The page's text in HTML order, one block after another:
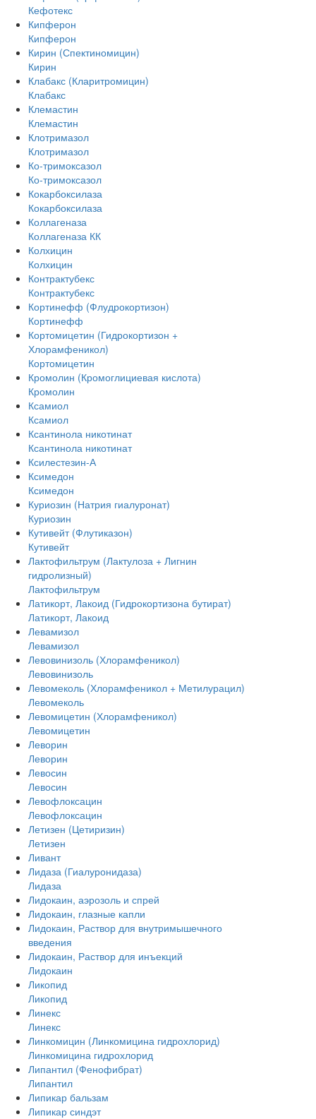
Кефотекс
Кипферон
Кипферон
Кирин (Спектиномицин)
Кирин
Клабакс (Кларитромицин)
Клабакс
Клемастин
Клемастин
Клотримазол
Клотримазол
Ко-тримоксазол
Ко-тримоксазол
Кокарбоксилаза
Кокарбоксилаза
Коллагеназа
Коллагеназа КК
Колхицин
Колхицин
Контрактубекс
Контрактубекс
Кортинефф (Флудрокортизон)
Кортинефф
Кортомицетин (Гидрокортизон +
Хлорамфеникол)
Кортомицетин
Кромолин (Кромоглициевая кислота)
Кромолин
Ксамиол
Ксамиол
Ксантинола никотинат
Ксантинола никотинат
Ксилестезин-А
Ксимедон
Ксимедон
Куриозин (Натрия гиалуронат)
Куриозин
Кутивейт (Флутиказон)
Кутивейт
Лактофильтрум (Лактулоза + Лигнин
гидролизный)
Лактофильтрум
Латикорт, Лакоид (Гидрокортизона бутират)
Латикорт, Лакоид
Левамизол
Левамизол
Левовинизоль (Хлорамфеникол)
Левовинизоль
Левомеколь (Хлорамфеникол + Метилурацил)
Левомеколь
Левомицетин (Хлорамфеникол)
Левомицетин
Леворин
Леворин
Левосин
Левосин
Левофлоксацин
Левофлоксацин
Летизен (Цетиризин)
Летизен
Ливант
Лидаза (Гиалуронидаза)
Лидаза
Лидокаин, аэрозоль и спрей
Лидокаин, глазные капли
Лидокаин, Раствор для внутримышечного
введения
Лидокаин, Раствор для инъекций
Лидокаин
Ликопид
Ликопид
Линекс
Линекс
Линкомицин (Линкомицина гидрохлорид)
Линкомицина гидрохлорид
Липантил (Фенофибрат)
Липантил
Липикар бальзам
Липикар синдэт